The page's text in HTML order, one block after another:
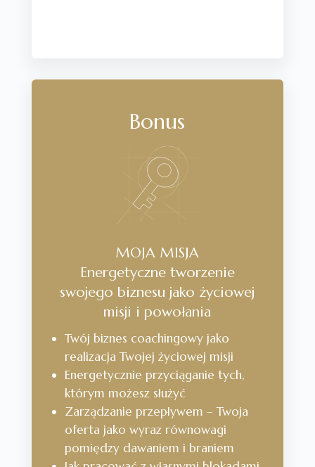
Bonus
MOJA MISJA
Energetyczne tworzenie
swojego biznesu jako życiowej
misji i powołania
Twój biznes coachingowy jako
realizacja Twojej życiowej misji
Energetycznie przyciąganie tych,
którym możesz służyć
Zarządzanie przepływem – Twoja
oferta jako wyraz równowagi
pomiędzy dawaniem i braniem